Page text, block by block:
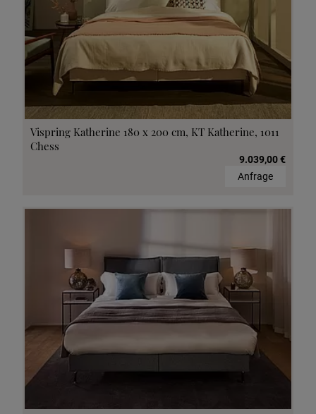
Vispring Katherine 180 x 200 cm, KT Katherine, 1011
Chess
9.039,00 €
Anfrage